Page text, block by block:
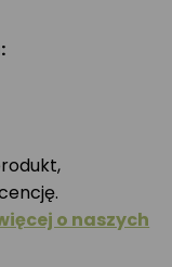
o naszych